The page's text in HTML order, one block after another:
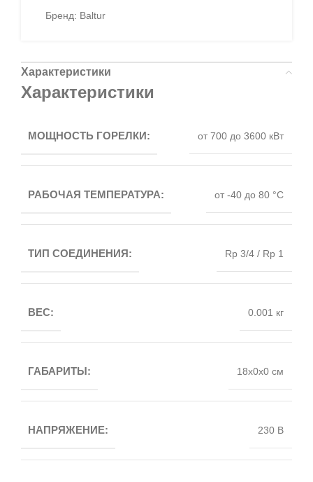
Бренд: Baltur
Характеристики
Характеристики
МОЩНОСТЬ ГОРЕЛКИ: от 700 до 3600 кВт
РАБОЧАЯ ТЕМПЕРАТУРА: от -40 до 80 °C
ТИП СОЕДИНЕНИЯ: Rp 3/4 / Rp 1
ВЕС: 0.001 кг
ГАБАРИТЫ: 18x0x0 см
НАПРЯЖЕНИЕ: 230 В